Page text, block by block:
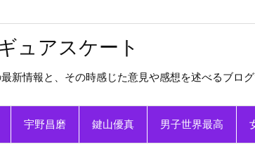
ュアスケート
新情報と、その時感じた意見や感想を述べるブログ
宇野昌磨 鍵山優真 男子世界最高